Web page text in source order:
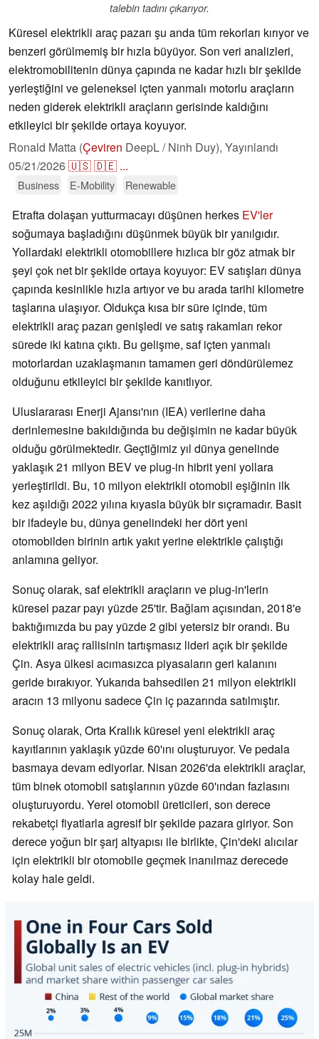
talebin tadını çıkarıyor.
Küresel elektrikli araç pazarı şu anda tüm rekorları kırıyor ve
benzeri görülmemiş bir hızla büyüyor. Son veri analizleri,
elektromobilitenin dünya çapında ne kadar hızlı bir şekilde
yerleştiğini ve geleneksel içten yanmalı motorlu araçların
neden giderek elektrikli araçların gerisinde kaldığını
etkileyici bir şekilde ortaya koyuyor.
Ronald Matta (Çeviren DeepL / Ninh Duy), Yayınlandı
05/21/2026🇺🇸🇩🇪 ...
Business E-Mobility Renewable
Etrafta dolaşan yutturmacayı düşünen herkes EV'ler
soğumaya başladığını düşünmek büyük bir yanılgıdır.
Yollardaki elektrikli otomobillere hızlıca bir göz atmak bir
şeyi çok net bir şekilde ortaya koyuyor: EV satışları dünya
çapında kesinlikle hızla artıyor ve bu arada tarihi kilometre
taşlarına ulaşıyor. Oldukça kısa bir süre içinde, tüm
elektrikli araç pazarı genişledi ve satış rakamları rekor
sürede iki katına çıktı. Bu gelişme, saf içten yanmalı
motorlardan uzaklaşmanın tamamen geri döndürülemez
olduğunu etkileyici bir şekilde kanıtlıyor.
Uluslararası Enerji Ajansı'nın (IEA) verilerine daha
derinlemesine bakıldığında bu değişimin ne kadar büyük
olduğu görülmektedir. Geçtiğimiz yıl dünya genelinde
yaklaşık 21 milyon BEV ve plug-in hibrit yeni yollara
yerleştirildi. Bu, 10 milyon elektrikli otomobil eşiğinin ilk
kez aşıldığı 2022 yılına kıyasla büyük bir sıçramadır. Basit
bir ifadeyle bu, dünya genelindeki her dört yeni
otomobilden birinin artık yakıt yerine elektrikle çalıştığı
anlamına geliyor.
Sonuç olarak, saf elektrikli araçların ve plug-in'lerin
küresel pazar payı yüzde 25'tir. Bağlam açısından, 2018'e
baktığımızda bu pay yüzde 2 gibi yetersiz bir orandı. Bu
elektrikli araç rallisinin tartışmasız lideri açık bir şekilde
Çin. Asya ülkesi acımasızca piyasaların geri kalanını
geride bırakıyor. Yukarıda bahsedilen 21 milyon elektrikli
aracın 13 milyonu sadece Çin iç pazarında satılmıştır.
Sonuç olarak, Orta Krallık küresel yeni elektrikli araç
kayıtlarının yaklaşık yüzde 60'ını oluşturuyor. Ve pedala
basmaya devam ediyorlar. Nisan 2026'da elektrikli araçlar,
tüm binek otomobil satışlarının yüzde 60'ından fazlasını
oluşturuyordu. Yerel otomobil üreticileri, son derece
rekabetçi fiyatlarla agresif bir şekilde pazara giriyor. Son
derece yoğun bir şarj altyapısı ile birlikte, Çin'deki alıcılar
için elektrikli bir otomobile geçmek inanılmaz derecede
kolay hale geldi.